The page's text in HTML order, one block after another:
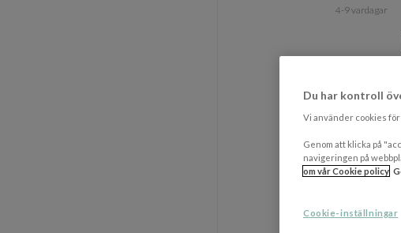
4-9 vardagar
Du har kontroll
Vi använder cookies
Genom att klicka på
navigeringen på
om vår Cookie policy
Cookie-inställningar